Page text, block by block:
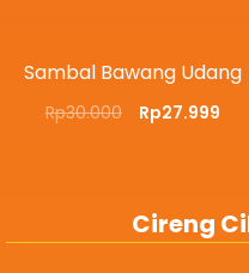
Sambal Bawang Udang
Rp30.000 Rp27.999
Cireng